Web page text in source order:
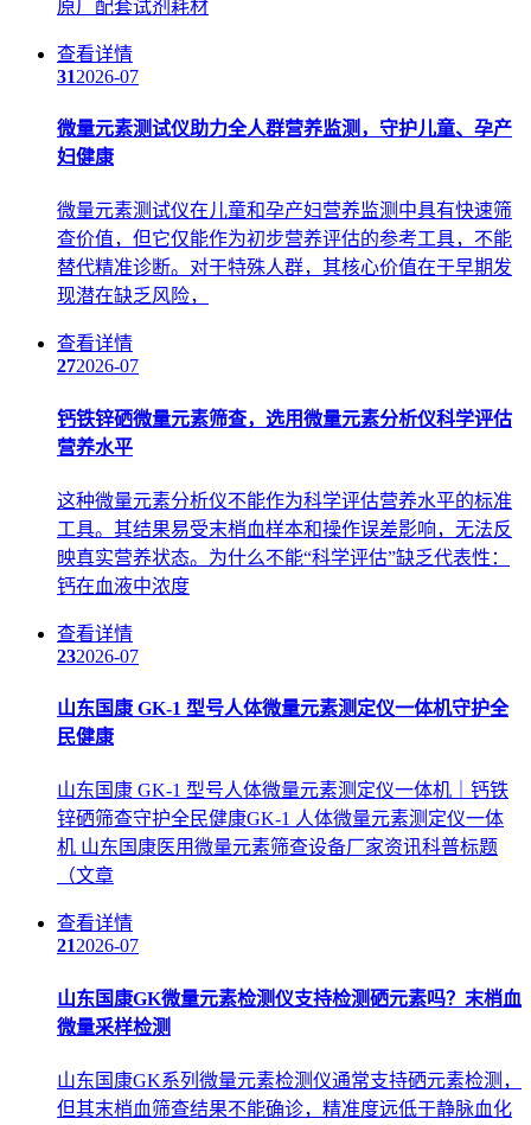
原厂配套试剂耗材
查看详情
312026-07
微量元素测试仪助力全人群营养监测，守护儿童、孕产
妇健康
微量元素测试仪在儿童和孕产妇营养监测中具有快速筛
查价值，但它仅能作为初步营养评估的参考工具，不能
替代精准诊断。对于特殊人群，其核心价值在于早期发
现潜在缺乏风险，
查看详情
272026-07
钙铁锌硒微量元素筛查，选用微量元素分析仪科学评估
营养水平
这种微量元素分析仪不能作为科学评估营养水平的标准
工具。其结果易受末梢血样本和操作误差影响，无法反
映真实营养状态。为什么不能“科学评估”缺乏代表性：
钙在血液中浓度
查看详情
232026-07
山东国康 GK-1 型号人体微量元素测定仪一体机守护全
民健康
山东国康 GK-1 型号人体微量元素测定仪一体机｜钙铁
锌硒筛查守护全民健康GK-1 人体微量元素测定仪一体
机 山东国康医用微量元素筛查设备厂家资讯科普标题
（文章
查看详情
212026-07
山东国康GK微量元素检测仪支持检测硒元素吗？末梢血
微量采样检测
山东国康GK系列微量元素检测仪通常支持硒元素检测，
但其末梢血筛查结果不能确诊，精准度远低于静脉血化